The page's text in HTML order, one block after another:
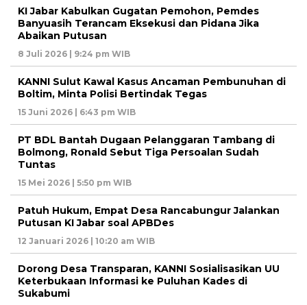
KI Jabar Kabulkan Gugatan Pemohon, Pemdes
Banyuasih Terancam Eksekusi dan Pidana Jika
Abaikan Putusan
8 Juli 2026 | 9:24 pm WIB
KANNI Sulut Kawal Kasus Ancaman Pembunuhan di
Boltim, Minta Polisi Bertindak Tegas
15 Juni 2026 | 6:43 pm WIB
PT BDL Bantah Dugaan Pelanggaran Tambang di
Bolmong, Ronald Sebut Tiga Persoalan Sudah
Tuntas
15 Mei 2026 | 5:50 pm WIB
Patuh Hukum, Empat Desa Rancabungur Jalankan
Putusan KI Jabar soal APBDes
12 Januari 2026 | 10:20 am WIB
Dorong Desa Transparan, KANNI Sosialisasikan UU
Keterbukaan Informasi ke Puluhan Kades di
Sukabumi